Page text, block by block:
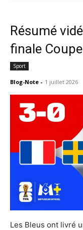
Résumé
finale
Sport
Blog-Note - 1 juillet 2026
Les Bleus ont livré